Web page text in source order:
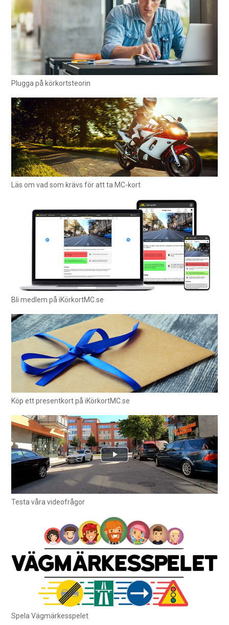
Plugga på körkortsteorin
Läs om vad som krävs för att ta MC-kort
Bli medlem på iKörkortMC.se
Köp ett presentkort på iKörkortMC.se
Testa våra videofrågor
Spela Vägmärkesspelet